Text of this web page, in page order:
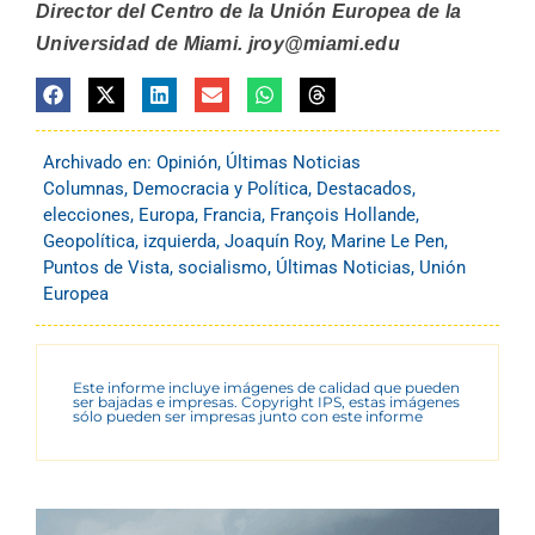
Director del Centro de la Unión Europea de la
Universidad de Miami. jroy@miami.edu
Archivado en: Opinión, Últimas Noticias
Columnas, Democracia y Política, Destacados,
elecciones, Europa, Francia, François Hollande,
Geopolítica, izquierda, Joaquín Roy, Marine Le Pen,
Puntos de Vista, socialismo, Últimas Noticias, Unión
Europea
Este informe incluye imágenes de calidad que pueden
ser bajadas e impresas. Copyright IPS, estas imágenes
sólo pueden ser impresas junto con este informe